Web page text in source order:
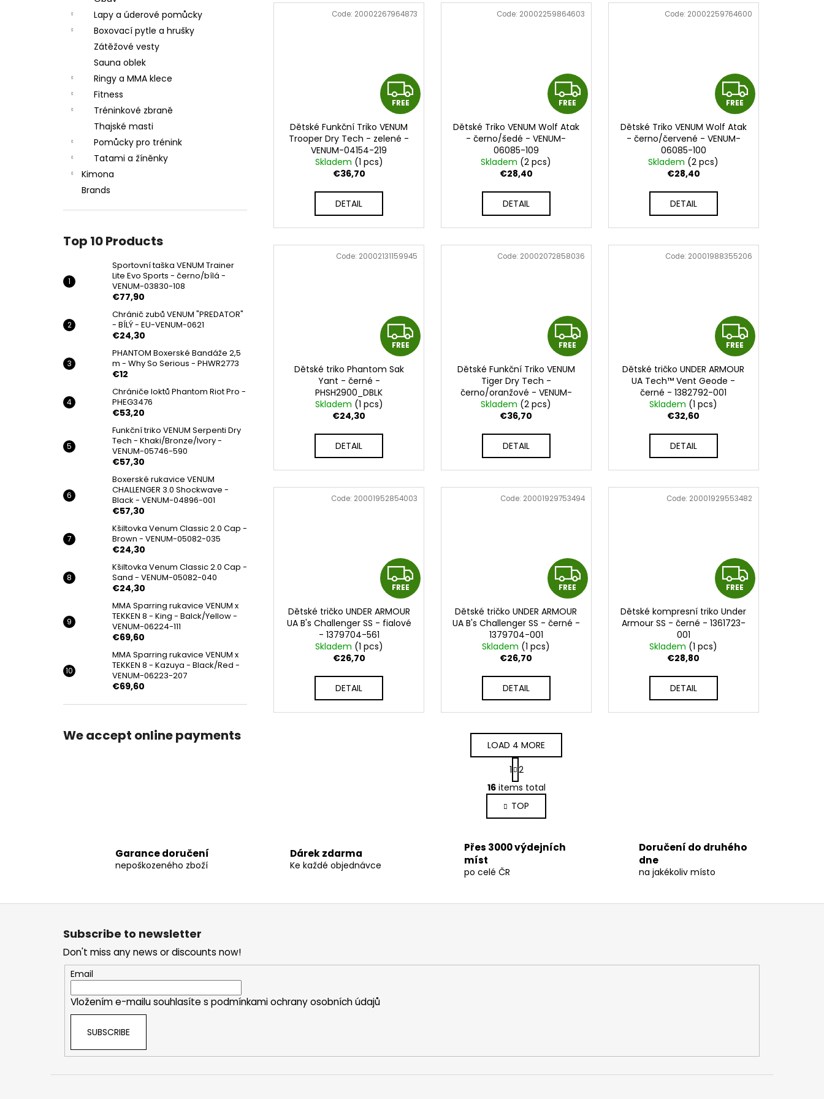
Lapy a úderové pomůcky
Boxovací pytle a hrušky
Zátěžové vesty
Sauna oblek
Ringy a MMA klece
Fitness
Tréninkové zbraně
Thajské masti
Pomůcky pro trénink
Tatami a žíněnky
Kimona
Brands
Top 10 Products
Sportovní taška VENUM Trainer
Lite Evo Sports - černo/bílá -
VENUM-03830-108
€77,90
Chránič zubů VENUM "PREDATOR"
- BÍLÝ - EU-VENUM-0621
€24,30
PHANTOM Boxerské Bandáže 2,5
m - Why So Serious - PHWR2773
€12
Chrániče loktů Phantom Riot Pro -
PHEG3476
€53,20
Funkční triko VENUM Serpenti Dry
Tech - Khaki/Bronze/Ivory -
VENUM-05746-590
€57,30
Boxerské rukavice VENUM
CHALLENGER 3.0 Shockwave -
Black - VENUM-04896-001
€57,30
Kšiltovka Venum Classic 2.0 Cap -
Brown - VENUM-05082-035
€24,30
Kšiltovka Venum Classic 2.0 Cap -
Sand - VENUM-05082-040
€24,30
MMA Sparring rukavice VENUM x
TEKKEN 8 - King - Balck/Yellow -
VENUM-06224-111
€69,60
MMA Sparring rukavice VENUM x
TEKKEN 8 - Kazuya - Black/Red -
VENUM-06223-207
€69,60
We accept online payments
F
R
FREE
Dětské Funkční Triko VENUM
Trooper Dry Tech - zelené -
VENUM-04154-219
Skladem (1 pcs)
€36,70
DETAIL
Code: 20002267964873
F
R
FREE
Dětské Triko VENUM Wolf Atak
- černo/šedé - VENUM-
06085-109
Skladem (2 pcs)
€28,40
DETAIL
Code: 20002259864603
F
R
FREE
Dětské Triko VENUM Wolf Atak
- černo/červené - VENUM-
06085-100
Skladem (2 pcs)
€28,40
DETAIL
Code: 20002259764600
F
R
FREE
Dětské triko Phantom Sak
Yant - černé -
PHSH2900_DBLK
Skladem (1 pcs)
€24,30
DETAIL
Code: 20002131159945
F
R
FREE
Dětské Funkční Triko VENUM
Tiger Dry Tech -
černo/oranžové - VENUM-
05377-117
Skladem (2 pcs)
€36,70
DETAIL
Code: 20002072858036
F
R
FREE
Dětské tričko UNDER ARMOUR
UA Tech™ Vent Geode -
černé - 1382792-001
Skladem (1 pcs)
€32,60
DETAIL
Code: 20001988355206
F
R
FREE
Dětské tričko UNDER ARMOUR
UA B's Challenger SS - fialové
- 1379704-561
Skladem (1 pcs)
€26,70
DETAIL
Code: 20001952854003
F
R
FREE
Dětské tričko UNDER ARMOUR
UA B's Challenger SS - černé -
1379704-001
Skladem (1 pcs)
€26,70
DETAIL
Code: 20001929753494
F
R
FREE
Dětské kompresní triko Under
Armour SS - černé - 1361723-
001
Skladem (1 pcs)
€28,80
DETAIL
Code: 20001929553482
L
i
s
t
n
n
s
LOAD 4 MORE
P
a
g
i
n
a
i
o
1 2
16items total
TOP
Garance doručení
nepoškozeného zboží
Dárek zdarma
Ke každé objednávce
Přes 3000 výdejních
míst
po celé ČR
Doručení do druhého
dne
na jakékoliv místo
F
Subscribe to newsletter
Don't miss any news or discounts now!
Email
Vložením e-mailu souhlasíte s podmínkami ochrany osobních údajů
SUBSCRIBE